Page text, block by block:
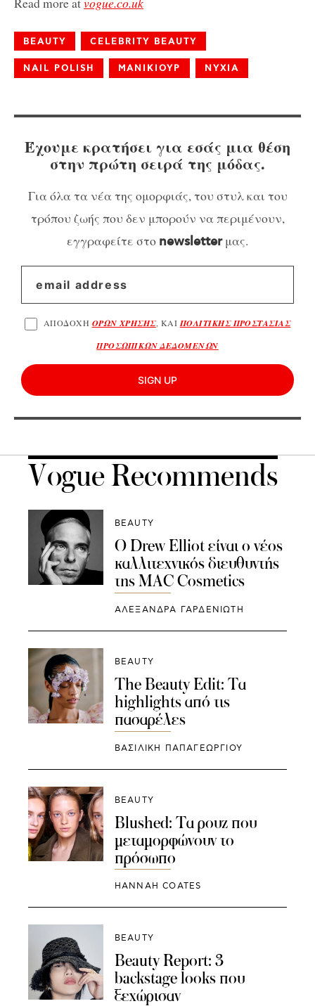
BEAUTY CELEBRITY BEAUTY
NAIL POLISH ΜΑΝΙΚΙΟΥΡ ΝΥΧΙΑ
Έχουμε κρατήσει για εσάς μια θέση
στην πρώτη σειρά της μόδας.
Για όλα τα νέα της ομορφιάς, του στυλ και του
τρόπου ζωής που δεν μπορούν να περιμένουν,
εγγραφείτε στο newsletterμας.
ΑΠΟΔΟΧΗ ΟΡΩΝ ΧΡΗΣΗΣ, ΚΑΙΠΟΛΙΤΙΚΗΣ ΠΡΟΣΤΑΣΙΑΣ
ΠΡΟΣΩΠΙΚΩΝ ΔΕΔΟΜΕΝΩΝ
SIGN UP
Vogue Recommends
BEAUTY
Ο Drew Elliot είναι ο νέος
καλλιτεχνικός διευθυντής
της MAC Cosmetics
ΑΛΕΞΑΝΔΡΑ ΓΑΡΔΕΝΙΩΤΗ
BEAUTY
The Beauty Edit: Τα
highlights από τις
πασαρέλες
ΒΑΣΙΛΙΚΗ ΠΑΠΑΓΕΩΡΓΙΟΥ
BEAUTY
Blushed: Τα ρουζ που
μεταμορφώνουν το
πρόσωπο
HANNAH COATES
BEAUTY
Beauty Report: 3
backstage looks που
ξεχώρισαν